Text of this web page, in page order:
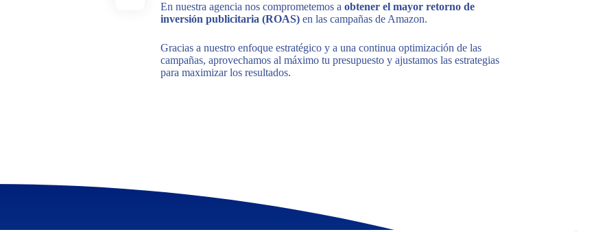
En nuestra agencia nos comprometemos a obtener el mayor retorno de
inversión publicitaria (ROAS)en las campañas de Amazon.
Gracias a nuestro enfoque estratégico y a una continua optimización de las
campañas, aprovechamos al máximo tu presupuesto y ajustamos las estrategias
para maximizar los resultados.